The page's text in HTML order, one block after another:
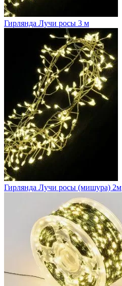
Гирлянда Лучи росы 3 м
Гирлянда Лучи росы (мишура) 2м